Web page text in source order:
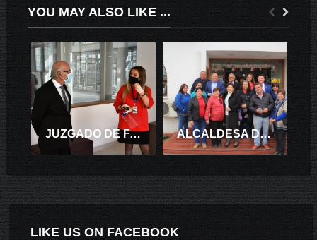
YOU MAY ALSO LIKE ...
JUZGADO DE FAMILIA DE RANCAGUA FUNCIONA EN NUEVO CENTRO DE JUSTICIA ALCALDESA DE PALMILLA GLORIA PAREDES VALDÉS LOGRO RECURSOS PARA TRES IMPORTANTES PROYECTOS
LIKE US ON FACEBOOK